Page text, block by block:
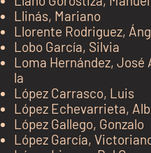
Llinás, Mariano
Llorente Rodriguez,
Lobo García, Silvia
Loma Hernández, José
la
López Carrasco, Luis
López Echevarrieta,
López Gallego, Gonzalo
López García,